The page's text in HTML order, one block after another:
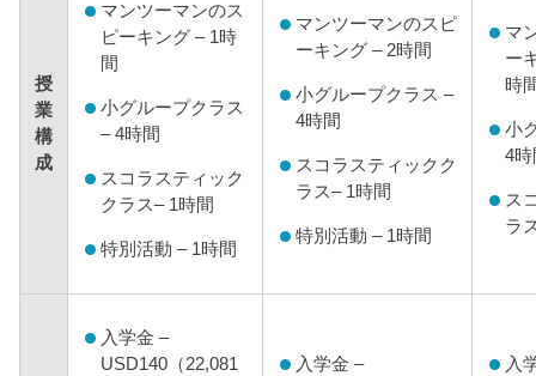
授
業
構
成
マンツーマンのス
ピーキング – 1時
間
小グループクラス
– 4時間
スコラスティック
クラス– 1時間
特別活動 – 1時間
マンツーマンのスピ
ーキング – 2時間
小グループクラス –
4時間
スコラスティックク
ラス– 1時間
特別活動 – 1時間
マ
ー
時
小
4時
ス
ラ
入学金 –
USD140（22,081
入学金 –
入